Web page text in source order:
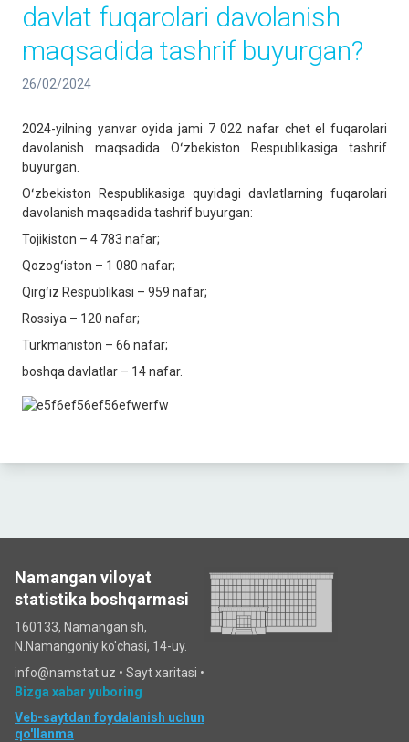
davlat fuqarolari davolanish
maqsadida tashrif buyurgan?
26/02/2024
2024-yilning yanvar oyida jami 7 022 nafar chet el fuqarolari
davolanish maqsadida Oʻzbekiston Respublikasiga tashrif
buyurgan.
Oʻzbekiston Respublikasiga quyidagi davlatlarning fuqarolari
davolanish maqsadida tashrif buyurgan:
Tojikiston – 4 783 nafar;
Qozogʻiston – 1 080 nafar;
Qirgʻiz Respublikasi – 959 nafar;
Rossiya – 120 nafar;
Turkmaniston – 66 nafar;
boshqa davlatlar – 14 nafar.
Namangan viloyat
statistika boshqarmasi
160133, Namangan sh,
N.Namangoniy ko'chasi, 14-uy.
info@namstat.uz • Sayt xaritasi •
Bizga xabar yuboring
Veb-saytdan foydalanish uchun
qo'llanma